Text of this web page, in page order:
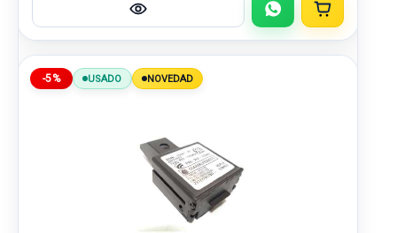
-5% USADO NOVEDAD